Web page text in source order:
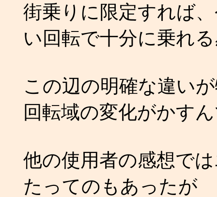
街乗りに限定すれば
い回転で十分に乗れ
この辺の明確な違い
回転域の変化がかす
他の使用者の感想で
たってのもあったが